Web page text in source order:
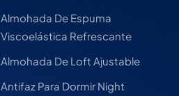
Almohada De Espuma
Viscoelástica Refrescante
Almohada De Loft Ajustable
Antifaz Para Dormir Night